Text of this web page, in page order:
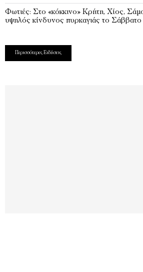
Φωτιές: Στο «κόκκινο» Κρήτη, Χίος,
υψηλός κίνδυνος πυρκαγιάς το Σάββατο
Περισσότερες Ειδήσεις